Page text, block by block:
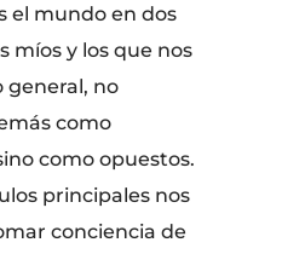
el mundo en dos
míos y los que nos
general, no
como
como opuestos.
principales nos
conciencia de